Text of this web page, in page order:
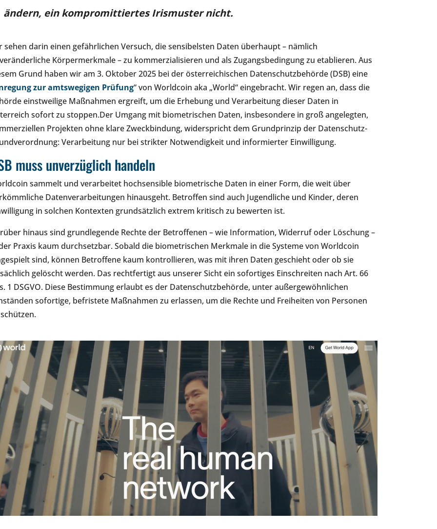
ändern, ein kompromittiertes Irismuster nicht.
sehen darin einen gefährlichen Versuch, die sensibelsten Daten überhaupt – nämlich
Körpermerkmale – zu kommerzialisieren und als Zugangsbedingung zu etablieren. Aus
Grund haben wir am 3. Oktober 2025 bei der österreichischen Datenschutzbehörde (DSB) eine
zur amtswegigen Prüfung“ von Worldcoin aka „World“ eingebracht. Wir regen an, dass die
einstweilige Maßnahmen ergreift, um die Erhebung und Verarbeitung dieser Daten in
sofort zu stoppen.Der Umgang mit biometrischen Daten, insbesondere in groß angelegten,
Projekten ohne klare Zweckbindung, widerspricht dem Grundprinzip der Datenschutz-
Verarbeitung nur bei strikter Notwendigkeit und informierter Einwilligung.
muss unverzüglich handeln
sammelt und verarbeitet hochsensible biometrische Daten in einer Form, die weit über
Datenverarbeitungen hinausgeht. Betroffen sind auch Jugendliche und Kinder, deren
in solchen Kontexten grundsätzlich extrem kritisch zu bewerten ist.
hinaus sind grundlegende Rechte der Betroffenen – wie Information, Widerruf oder Löschung –
Praxis kaum durchsetzbar. Sobald die biometrischen Merkmale in die Systeme von Worldcoin
sind, können Betroffene kaum kontrollieren, was mit ihren Daten geschieht oder ob sie
gelöscht werden. Das rechtfertigt aus unserer Sicht ein sofortiges Einschreiten nach Art. 66
1 DSGVO. Diese Bestimmung erlaubt es der Datenschutzbehörde, unter außergewöhnlichen
sofortige, befristete Maßnahmen zu erlassen, um die Rechte und Freiheiten von Personen